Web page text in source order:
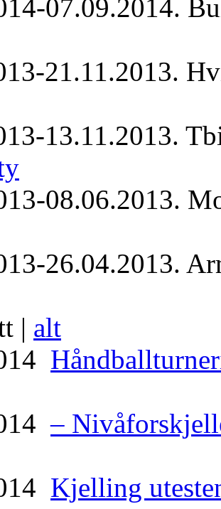
07.09.2014.
21.11.2013.
13.11.2013.
08.06.2013.
26.04.2013.
| alt
–
Kjelling